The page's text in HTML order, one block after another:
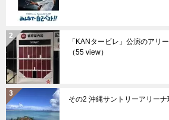
「KANタービレ」公演のアリ
（55 view）
その2 沖縄サントリーアリーナ